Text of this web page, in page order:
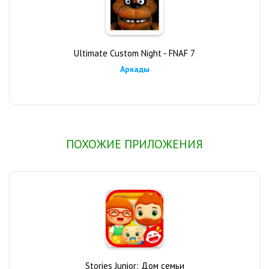
Ultimate Custom Night - FNAF 7
Аркады
ПОХОЖИЕ ПРИЛОЖЕНИЯ
Stories Junior: Дом семьи